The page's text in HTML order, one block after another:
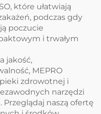
które ułatwiają
podczas gdy
poczucie
i trwałym
jakość,
MEPRO
zdrowotnej i
narzędzi
Przeglądaj naszą ofertę